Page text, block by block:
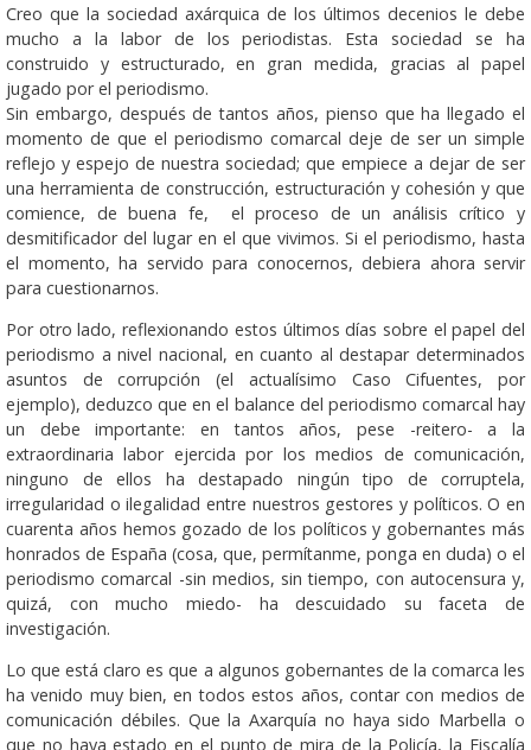
Creo que la sociedad axárquica de los últimos decenios le debe
mucho a la labor de los periodistas. Esta sociedad se ha
construido y estructurado, en gran medida, gracias al papel
jugado por el periodismo.
Sin embargo, después de tantos años, pienso que ha llegado el
momento de que el periodismo comarcal deje de ser un simple
reflejo y espejo de nuestra sociedad; que empiece a dejar de ser
una herramienta de construcción, es­­tructuración y cohesión y que
comience, de buena fe, el proceso de un análisis crítico y
desmitificador del lugar en el que vivimos. Si el periodismo, hasta
el momento, ha servido para conocernos, debiera ahora servir
para cuestionarnos.
Por otro lado, reflexionando estos últimos días sobre el papel del
periodismo a nivel nacional, en cuanto al destapar determinados
asuntos de corrupción (el actualísimo Caso Cifuentes, por
ejemplo), deduzco que en el balance del periodismo comarcal hay
un debe importante: en tantos años, pese -reitero- a la
extraordinaria labor ejercida por los medios de comunicación,
ninguno de ellos ha destapado ningún tipo de corruptela,
irregularidad o ilegalidad entre nuestros gestores y políticos. O en
cuarenta años hemos gozado de los políticos y gobernantes más
honrados de España (cosa, que, permítanme, ponga en duda) o el
periodismo comarcal -sin medios, sin tiempo, con autocensura y,
quizá, con mucho miedo- ha descuidado su faceta de
investigación.
Lo que está claro es que a algunos gobernantes de la comarca les
ha venido muy bien, en todos estos años, contar con medios de
comunicación débiles. Que la Axarquía no haya sido Marbella o
que no haya estado en el punto de mira de la Policía, la Fiscalía